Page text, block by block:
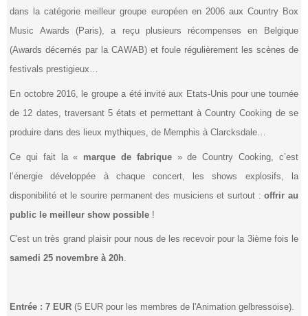
dans la catégorie meilleur groupe européen en 2006 aux Country Box
Music Awards (Paris), a reçu plusieurs récompenses en Belgique
(Awards décernés par la CAWAB) et foule régulièrement les scènes de
festivals prestigieux…
En octobre 2016, le groupe a été invité aux Etats-Unis pour une tournée
de 12 dates, traversant 5 états et permettant à Country Cooking de se
produire dans des lieux mythiques, de Memphis à Clarcksdale…
Ce qui fait la « marque de fabrique» de Country Cooking, c’est
l’énergie développée à chaque concert, les shows explosifs, la
disponibilité et le sourire permanent des musiciens et surtout :offrir au
public le meilleur show possible !
C'est un très grand plaisir pour nous de les recevoir pour la 3ième fois le
samedi 25 novembre à 20h.
Entrée : 7 EUR (5 EUR pour les membres de l'Animation gelbressoise).